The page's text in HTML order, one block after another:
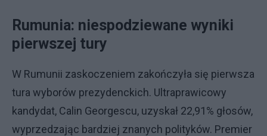
Rumunia: niespodziewane wyniki
pierwszej tury
W Rumunii zaskoczeniem zakończyła się pierwsza
tura wyborów prezydenckich. Ultraprawicowy
kandydat, Calin Georgescu, uzyskał 22,91% głosów,
wyprzedzając bardziej znanych polityków. Premier